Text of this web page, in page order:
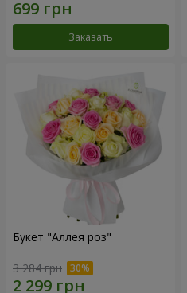
Заказать
Букет "Аллея роз"
3 284 грн